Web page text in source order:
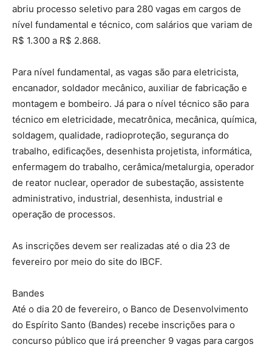
abriu processo seletivo para 280 vagas em cargos de
nível fundamental e técnico, com salários que variam de
R$ 1.300 a R$ 2.868.
Para nível fundamental, as vagas são para eletricista,
encanador, soldador mecânico, auxiliar de fabricação e
montagem e bombeiro. Já para o nível técnico são para
técnico em eletricidade, mecatrônica, mecânica, química,
soldagem, qualidade, radioproteção, segurança do
trabalho, edificações, desenhista projetista, informática,
enfermagem do trabalho, cerâmica/metalurgia, operador
de reator nuclear, operador de subestação, assistente
administrativo, industrial, desenhista, industrial e
operação de processos.
As inscrições devem ser realizadas até o dia 23 de
fevereiro por meio do site do IBCF.
Bandes
Até o dia 20 de fevereiro, o Banco de Desenvolvimento
do Espírito Santo (Bandes) recebe inscrições para o
concurso público que irá preencher 9 vagas para cargos